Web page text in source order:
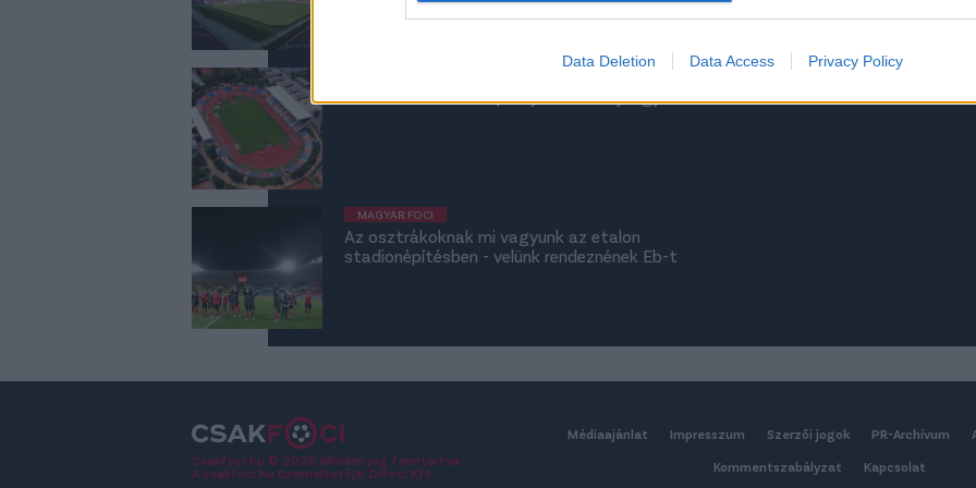
I want to allow Google to enable storage related to functionality of the website
Data Deletion Data Access Privacy Policy
NB II: 10 milliárdból épül új stadion Nyíregyházán
MAGYAR FOCI
Az osztrákoknak mi vagyunk az etalon
stadionépítésben - velünk rendeznének Eb-t
Csakfoci.hu © 2026 Minden jog fenntartva.
A csakfoci.hu üzemeltetője: DrFoci Kft.
Médiaajánlat Impresszum Szerzői jogok PR-Archívum
Kommentszabályzat Kapcsolat